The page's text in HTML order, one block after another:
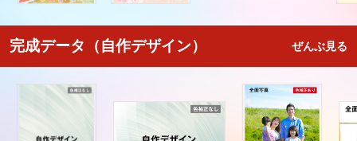
完成データ（自作デザイン） ぜんぶ見る